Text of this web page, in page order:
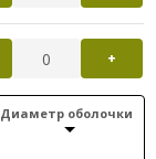
+
Диаметр оболочки